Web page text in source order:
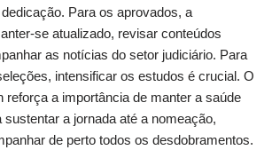
Para os aprovados, a
se atualizado, revisar conteúdos
as notícias do setor judiciário. Para
intensificar os estudos é crucial. O
reforça a importância de manter a saúde
a jornada até a nomeação,
de perto todos os desdobramentos.